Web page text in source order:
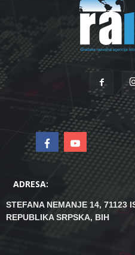
ADRESA:
STEFANA NEMANJE 14, 71123
REPUBLIKA SRPSKA, BIH